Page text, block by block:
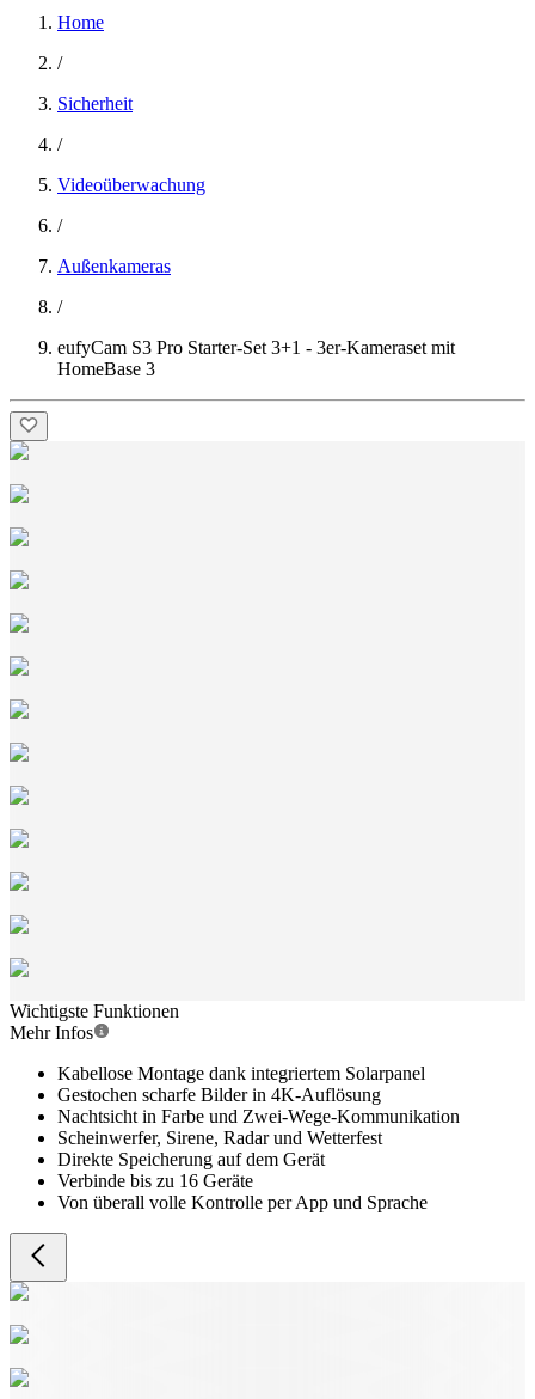
Home
/
Sicherheit
/
Videoüberwachung
/
Außenkameras
/
eufyCam S3 Pro Starter-Set 3+1 - 3er-Kameraset mit
HomeBase 3
Wichtigste Funktionen
Mehr Infos
Kabellose Montage dank integriertem Solarpanel
Gestochen scharfe Bilder in 4K-Auflösung
Nachtsicht in Farbe und Zwei-Wege-Kommunikation
Scheinwerfer, Sirene, Radar und Wetterfest
Direkte Speicherung auf dem Gerät
Verbinde bis zu 16 Geräte
Von überall volle Kontrolle per App und Sprache